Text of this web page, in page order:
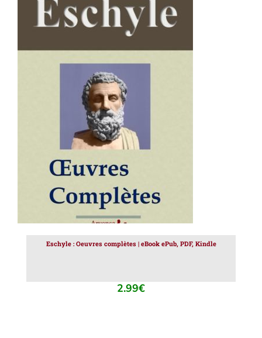
était :
129.00€.
est :
39.00€.
AJOUTER AU PANIER
Eschyle : Oeuvres complètes | eBook ePub, PDF, Kindle
2.99€